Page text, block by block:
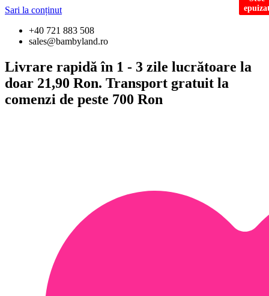
Sari la conținut
+40 721 883 508
sales@bambyland.ro
Livrare rapidă în 1 - 3 zile lucrătoare la
doar 21,90 Ron. Transport gratuit la
comenzi de peste 700 Ron